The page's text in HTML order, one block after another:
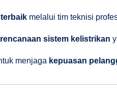
melalui tim teknisi
sistem kelistrikan
menjaga kepuasan